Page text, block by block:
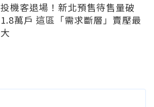
投機客退場！新北預售待售量破
1.8萬戶 這區「需求斷層」賣壓最
大